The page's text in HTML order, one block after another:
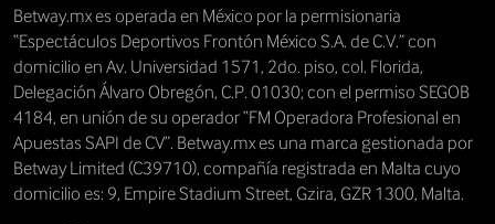
Betway.mx es operada en México por la permisionaria
“Espectáculos Deportivos Frontón México S.A. de C.V.” con
domicilio en Av. Universidad 1571, 2do. piso, col. Florida,
Delegación Álvaro Obregón, C.P. 01030; con el permiso SEGOB
4184, en unión de su operador “FM Operadora Profesional en
Apuestas SAPI de CV”. Betway.mx es una marca gestionada por
Betway Limited (C39710), compañía registrada en Malta cuyo
domicilio es: 9, Empire Stadium Street, Gzira, GZR 1300, Malta.